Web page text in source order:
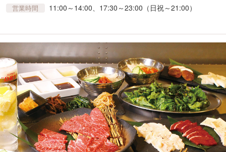
営業時間 11:00～14:00、17:30～23:00（日祝～21:00）